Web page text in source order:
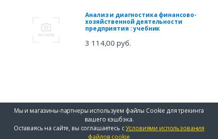
Анализ и диагностика финансово-
хозяйственной деятельности
предприятия : учебник
3 114,00 руб.
Мы и магазины-партнеры используем файлы Cookie для трекинга
вашего кэшбэка.
Оставаясь на сайте, вы соглашаетесь сУсловиями использования
файлов cookie